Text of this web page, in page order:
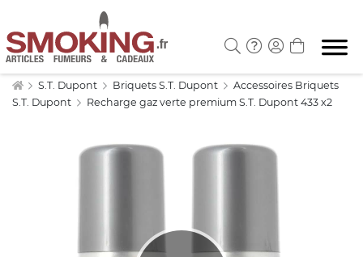
S.T. Dupont Briquets S.T. Dupont
Accessoires Briquets
S.T. Dupont
Recharge gaz verte premium S.T. Dupont 433 x2